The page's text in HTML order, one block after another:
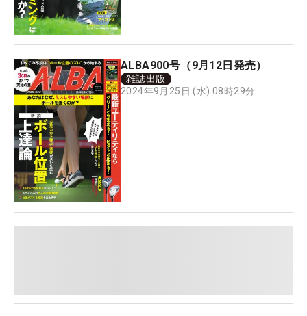
ALBA900号（9月12日発売）
雑誌出版
2024年9月25日 (水) 08時29分